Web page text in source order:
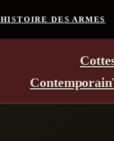
HISTOIRE DES ARMES
Contemporain